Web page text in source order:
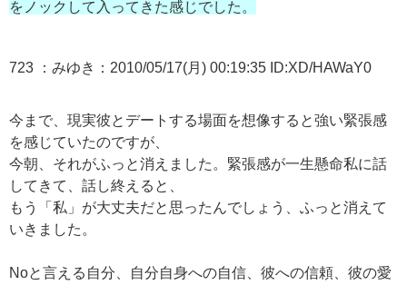
をノックして入ってきた感じでした。
723 ：みゆき：2010/05/17(月) 00:19:35 ID:XD/HAWaY0
今まで、現実彼とデートする場面を想像すると強い緊張感
を感じていたのですが、
今朝、それがふっと消えました。緊張感が一生懸命私に話
してきて、話し終えると、
もう「私」が大丈夫だと思ったんでしょう、ふっと消えて
いきました。
Noと言える自分、自分自身への自信、彼への信頼、彼の愛